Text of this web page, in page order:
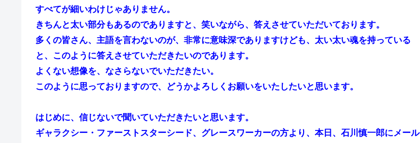
すべてが細いわけじゃありません。
きちんと太い部分もあるのでありますと、笑いながら、答えさせていただいております。
多くの皆さん、主語を言わないのが、非常に意味深でありますけども、太い太い魂を持っている
と、このように答えさせていただきたいのであります。
よくない想像を、なさらないでいただきたい。
このように思っておりますので、どうかよろしくお願いをいたしたいと思います。
はじめに、信じないで聞いていただきたいと思います。
ギャラクシー・ファーストスターシード、グレースワーカーの方より、本日、石川慎一郎にメール